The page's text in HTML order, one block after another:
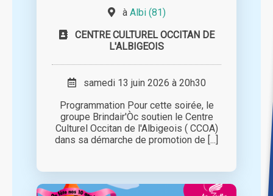
à Albi (81)
CENTRE CULTUREL OCCITAN DE
L'ALBIGEOIS
samedi 13 juin 2026 à 20h30
Programmation Pour cette soirée, le
groupe Brindair'Òc soutien le Centre
Culturel Occitan de l'Albigeois ( CCOA)
dans sa démarche de promotion de [...]